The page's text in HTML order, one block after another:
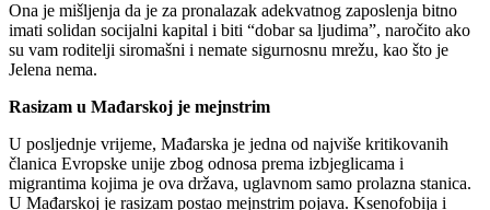
Ona je mišljenja da je za pronalazak adekvatnog zaposlenja bitno
imati solidan socijalni kapital i biti “dobar sa ljudima”, naročito ako
su vam roditelji siromašni i nemate sigurnosnu mrežu, kao što je
Jelena nema.
Rasizam u Mađarskoj je mejnstrim
U posljednje vrijeme, Mađarska je jedna od najviše kritikovanih
članica Evropske unije zbog odnosa prema izbjeglicama i
migrantima kojima je ova država, uglavnom samo prolazna stanica.
U Mađarskoj je rasizam postao mejnstrim pojava. Ksenofobija i